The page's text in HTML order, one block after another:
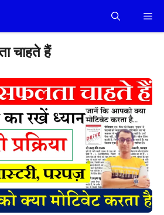
चाहते हैं